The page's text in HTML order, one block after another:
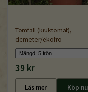
Tomfall (kruktomat),
demeter/ekofrö
39 kr
Läs mer Köp nu